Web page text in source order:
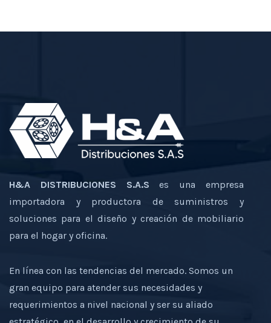
H&A DISTRIBUCIONES S.A.S es una empresa
importadora y productora de suministros y
soluciones para el diseño y creación de mobiliario
para el hogar y oficina.
En línea con las tendencias del mercado. Somos un
gran equipo para atender sus necesidades y
requerimientos a nivel nacional y ser su aliado